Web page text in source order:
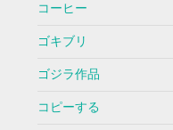
コーヒー
ゴキブリ
ゴジラ作品
コピーする